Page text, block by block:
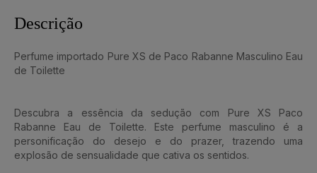
Descrição
Perfume importado Pure XS de Paco Rabanne Masculino Eau
de Toilette
Descubra a essência da sedução com Pure XS Paco
Rabanne Eau de Toilette. Este perfume masculino é a
personificação do desejo e do prazer, trazendo uma
explosão de sensualidade que cativa os sentidos.